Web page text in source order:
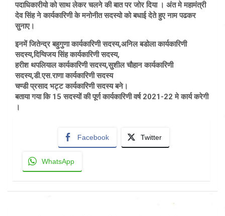
पदाधिकारीयो को साथ लेकर चलने की बात पर जोर दिया । अंत मे महामंत्री
देव सिंह ने कार्यकारिणी के मनोनीत सदस्यो को बधाई देते हुए नाम पढकर
सुनाए।
इनमें जितेन्द्र बहुगुणा कार्यकारिणी सदस्य,अनिल बडोला कार्यकारिणी
सदस्य,दिग्विजय सिंह कार्यकारिणी सदस्य,
हरीश थपलियाल कार्यकारिणी सदस्य,सुशील चौहान कार्यकारिणी
सदस्य,डी.एस.राणा कार्यकारिणी सदस्य
चण्डी प्रसाद भट्ट कार्यकारिणी सदस्य बने।
बताया गया कि 15 सदस्यों की पूर्ण कार्यकारिणी वर्ष 2021-22 मे कार्य करेगी
।
Facebook Twitter
WhatsApp